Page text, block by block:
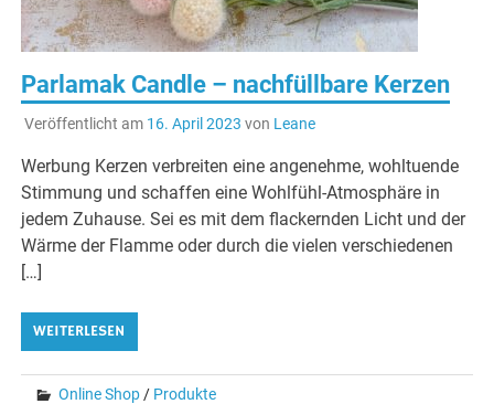
Parlamak Candle – nachfüllbare Kerzen
Veröffentlicht am 16. April 2023 von Leane
Werbung Kerzen verbreiten eine angenehme, wohltuende
Stimmung und schaffen eine Wohlfühl-Atmosphäre in
jedem Zuhause. Sei es mit dem flackernden Licht und der
Wärme der Flamme oder durch die vielen verschiedenen
[…]
WEITERLESEN
Online Shop / Produkte